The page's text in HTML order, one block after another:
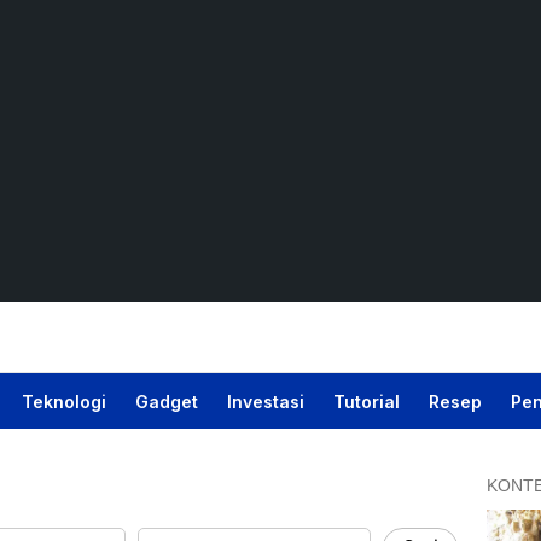
Teknologi Gadget Investasi Tutorial Resep